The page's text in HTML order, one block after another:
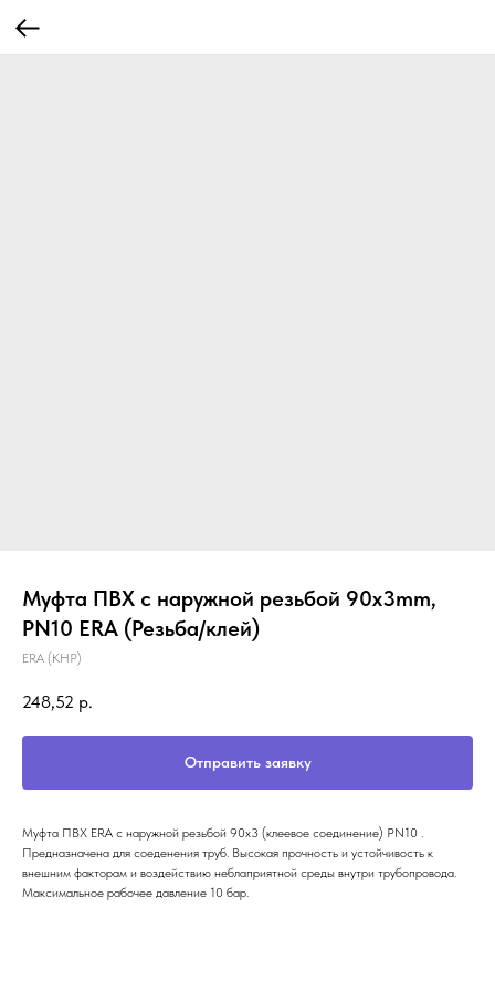
Муфта ПВХ с наружной резьбой 90х3mm,
PN10 ERA (Резьба/клей)
ERA (КНР)
248,52 р.
Отправить заявку
Муфта ПВХ ERA с наружной резьбой 90х3 (клеевое соединение) PN10 .
Предназначена для соеденения труб. Высокая прочность и устойчивость к
внешним факторам и воздействию неблаприятной среды внутри трубопровода.
Максимальное рабочее давление 10 бар.